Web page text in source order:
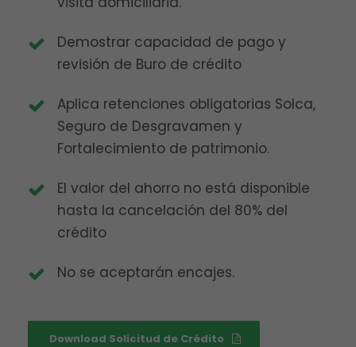
Demostrar capacidad de pago y
revisión de Buro de crédito
Aplica retenciones obligatorias Solca,
Seguro de Desgravamen y
Fortalecimiento de patrimonio.
El valor del ahorro no está disponible
hasta la cancelación del 80% del
crédito
No se aceptarán encajes.
Download Solicitud de Crédito